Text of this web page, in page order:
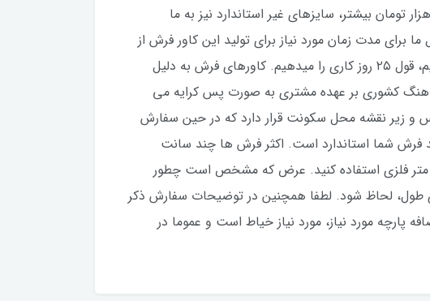
صورتی که فرش شما نسبت به اندازه های استاندارد کمی بزرگتر یا کوچکتر باشند، می توانید در قبال 100 هزار تومان بیشتر، سایزهای غیر استاندارد نیز به ما
نیز قابل سفارش است. قول ما برای مدت زمان مورد نیاز برای تولید این کاور فرش از
روز ثبت سفارش، ۲۵ روز کاری می باشد، اما عموما زودتر تولید و ارسال می شود. ما برای این بدقول نشیم، قول ۲۵ روز کاری را میدهیم. کاورهای فرش به دلیل
کشوری بر عهده مشتری به صورت پس کرایه می
و زیر نقشه محل سکونت قرار دارد که در حین سفارش
فرش شما استاندارد است. اکثر فرش ها چند سانت
متر فلزی استفاده کنید‌. عرض که مشخص است چطور
طول، لحاظ شود. لطفا همچنین در توضیحات سفارش ذکر
مورد نیاز، مورد نیاز خیاط است و عموما در